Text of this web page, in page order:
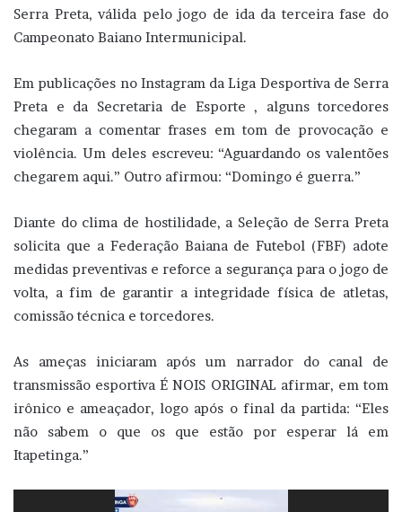
Serra Preta, válida pelo jogo de ida da terceira fase do
Campeonato Baiano Intermunicipal.
Em publicações no Instagram da Liga Desportiva de Serra
Preta e da Secretaria de Esporte , alguns torcedores
chegaram a comentar frases em tom de provocação e
violência. Um deles escreveu: “Aguardando os valentões
chegarem aqui.” Outro afirmou: “Domingo é guerra.”
Diante do clima de hostilidade, a Seleção de Serra Preta
solicita que a Federação Baiana de Futebol (FBF) adote
medidas preventivas e reforce a segurança para o jogo de
volta, a fim de garantir a integridade física de atletas,
comissão técnica e torcedores.
As ameças iniciaram após um narrador do canal de
transmissão esportiva É NOIS ORIGINAL afirmar, em tom
irônico e ameaçador, logo após o final da partida: “Eles
não sabem o que os que estão por esperar lá em
Itapetinga.”